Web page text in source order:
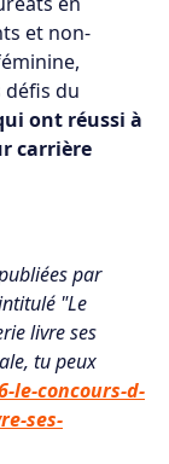
et non-
défis du
ont réussi à
carrière
par
"Le
livre ses
tu peux
le-concours-d-
ses-